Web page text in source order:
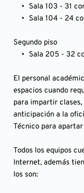
Sala 103 - 31
Sala 104 - 24
Segundo piso
Sala 205 - 32
El personal
espacios cuando
para impartir
anticipación a la
Técnico para
Todos los equipos
Internet, además
los son: